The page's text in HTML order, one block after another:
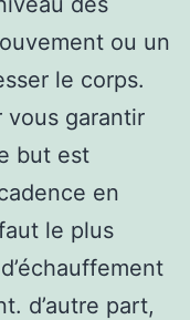
ou un
le corps.
vous garantir
but est
en
le plus
d’autre part,